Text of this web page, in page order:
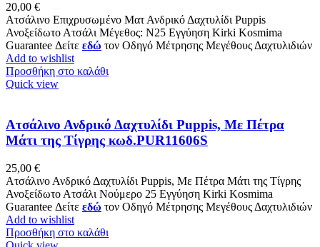
20,00 €
Ατσάλινο Επιχρυσωμένο Ματ Ανδρικό Δαχτυλίδι Puppis
Ανοξείδωτο Ατσάλι Μέγεθος: N25 Εγγύηση Kirki Kosmima
Guarantee Δείτε εδώ τον Οδηγό Μέτρησης Μεγέθους Δαχτυλιδιών
Add to wishlist
Προσθήκη στο καλάθι
Quick view
Ατσάλινο Ανδρικό Δαχτυλίδι Puppis, Με Πέτρα
Μάτι της Τίγρης κωδ.PUR11606S
25,00 €
Ατσάλινο Ανδρικό Δαχτυλίδι Puppis, Με Πέτρα Μάτι της Τίγρης
Ανοξείδωτο Ατσάλι Νούμερο 25 Εγγύηση Kirki Kosmima
Guarantee Δείτε εδώ τον Οδηγό Μέτρησης Μεγέθους Δαχτυλιδιών
Add to wishlist
Προσθήκη στο καλάθι